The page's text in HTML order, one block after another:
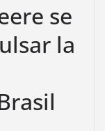
se
la